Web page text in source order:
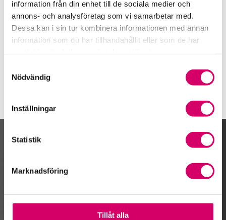
information från din enhet till de sociala medier och
annons- och analysföretag som vi samarbetar med.
Dessa kan i sin tur kombinera informationen med annan
information som du har tillhandahållit eller som de har
Nödvändig
Inställningar
Statistik
Marknadsföring
Tillåt alla
Carin Sehlin
Auktoriserad Redovisningskonsult
Skicka e-post
070-745 00 43
Falun
Kalendarium
Gå till kalendariet